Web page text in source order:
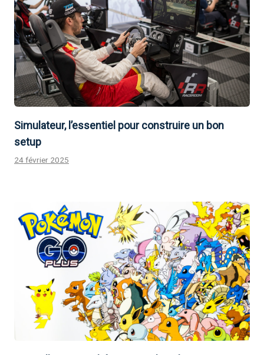
Simulateur, l’essentiel pour construire un bon
setup
24 février 2025